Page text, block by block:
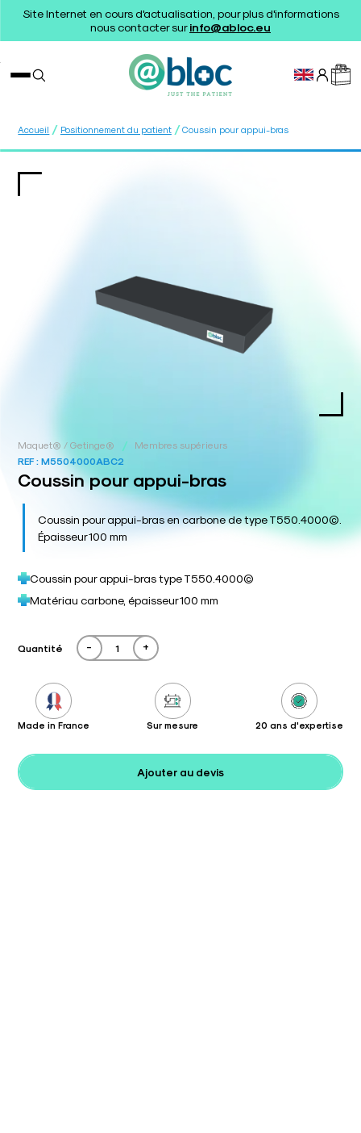
Site Internet en cours d'actualisation, pour plus d'informations
nous contacter surinfo@abloc.eu
Accueil / Positionnement du patient / Coussin pour appui-bras
Maquet® / Getinge® /
Membres supérieurs
REF :M5504000ABC2
Coussin pour appui-bras
Coussin pour appui-bras en carbone de type T550.4000©.
Épaisseur 100 mm
Coussin pour appui-bras type T550.4000©
Matériau carbone, épaisseur 100 mm
Quantité - +
Made in France Sur mesure 20 ans d'expertise
Ajouter au devis